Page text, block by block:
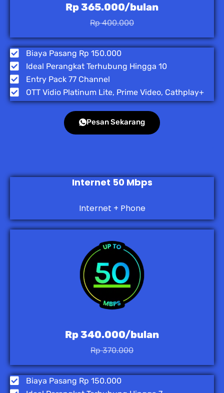
Rp 365.000/bulan
Rp 400.000
Biaya Pasang Rp 150.000
Ideal Perangkat Terhubung Hingga 10
Entry Pack 77 Channel
OTT Vidio Platinum Lite, Prime Video, Cathplay+
Pesan Sekarang
Internet 50 Mbps
Internet + Phone
Rp 340.000/bulan
Rp 370.000
Biaya Pasang Rp 150.000